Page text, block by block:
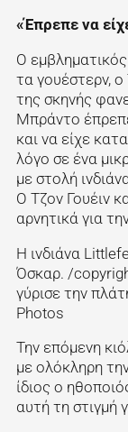
«Έπρεπε να
Ο
τα γουέστερν, ο
της σκηνής
Μπράντο
και να είχε
λόγο σε ένα
με στολή
Ο Τζον Γουέιν
αρνητικά για
Η ινδιάνα
Όσκαρ. /
γύρισε την
Photos
Την επόμενη
με ολόκληρη
ίδιος ο
αυτή τη στιγμή